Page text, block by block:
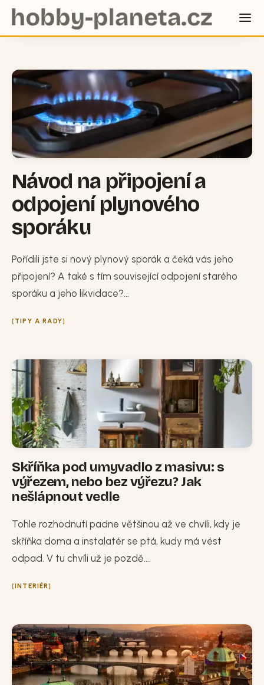
Návod na připojení a
odpojení plynového
sporáku
Pořídili jste si nový plynový sporák a čeká vás jeho
připojení? A také s tím související odpojení starého
sporáku a jeho likvidace?...
TIPY A RADY
Skříňka pod umyvadlo z masivu: s
výřezem, nebo bez výřezu? Jak
nešlápnout vedle
Tohle rozhodnutí padne většinou až ve chvíli, kdy je
skříňka doma a instalatér se ptá, kudy má vést
odpad. V tu chvíli už je pozdě....
INTERIÉR